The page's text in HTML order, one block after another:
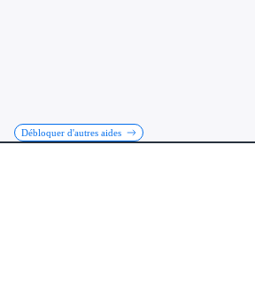
Débloquer d'autres aides